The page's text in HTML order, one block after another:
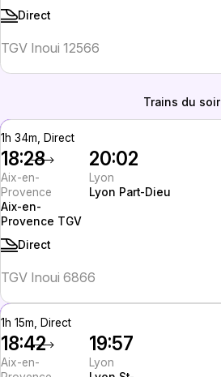
Direct
TGV Inoui 12566
Trains du soir
1h 34m, Direct
18:28
Aix-en-
Provence
Aix-en-
Provence TGV
20:02
Lyon
Lyon Part-Dieu
Direct
TGV Inoui 6866
1h 15m, Direct
18:42
Aix-en-
19:57
Lyon